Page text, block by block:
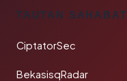
TAUTAN SAHABAT
CiptatorSec
BekasisqRadar